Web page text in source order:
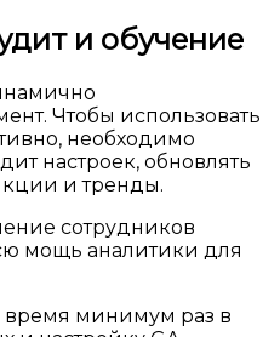
и обучение
Чтобы использовать
необходимо
настроек, обновлять
и тренды.
сотрудников
мощь аналитики для
время минимум раз в